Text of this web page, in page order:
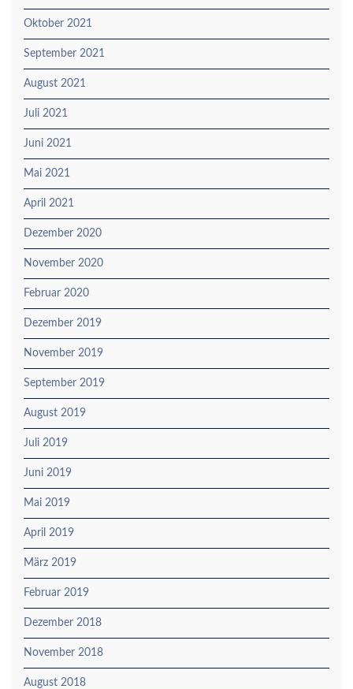
Oktober 2021
September 2021
August 2021
Juli 2021
Juni 2021
Mai 2021
April 2021
Dezember 2020
November 2020
Februar 2020
Dezember 2019
November 2019
September 2019
August 2019
Juli 2019
Juni 2019
Mai 2019
April 2019
März 2019
Februar 2019
Dezember 2018
November 2018
August 2018